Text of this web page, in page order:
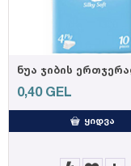
0,40 GEL
ᲧᲘᲓᲕᲐ